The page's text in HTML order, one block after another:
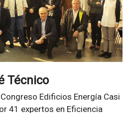
Técnico
Edificios Energía Casi
41 expertos en Eficiencia